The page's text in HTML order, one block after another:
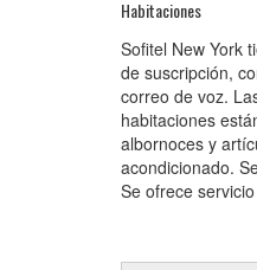
Habitaciones
Sofitel New York
de suscripción,
correo de voz.
habitaciones
albornoces y
acondicionado.
Se ofrece